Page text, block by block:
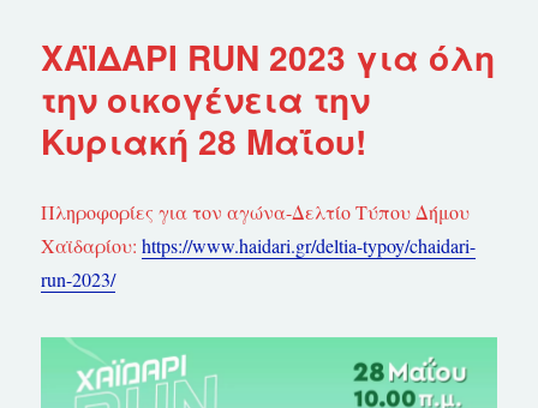
ΧΑΪΔΑΡΙ RUN 2023 για όλη
την οικογένεια την
Κυριακή 28 Μαΐου!
Πληροφορίες για τον αγώνα-Δελτίο Τύπου Δήμου
Χαϊδαρίου:https://www.haidari.gr/deltia-typoy/chaidari-
run-2023/